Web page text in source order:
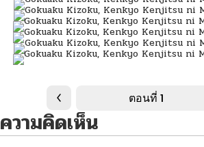
ตอนที่ 1
ความคิดเห็น